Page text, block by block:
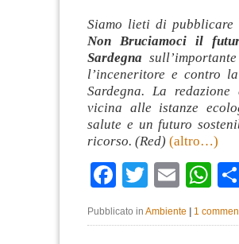
Siamo lieti di
Non Bruciamoci il
Sardegna
l’inceneritore e contro
Sardegna. La redazione
vicina alle istanze
salute e un futuro
ricorso. (Red) (altro…)
Facebook
TwitterEmail
Pubblicato in Ambiente | 1